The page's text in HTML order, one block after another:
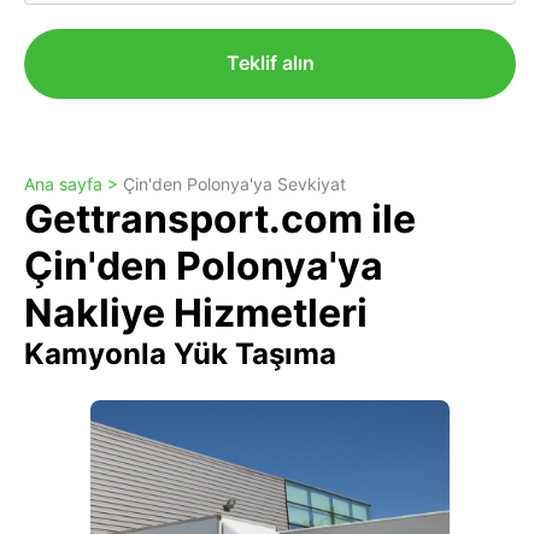
Teklif alın
Ana sayfa > Çin'den Polonya'ya Sevkiyat
Gettransport.com ile
Çin'den Polonya'ya
Nakliye Hizmetleri
Kamyonla Yük Taşıma